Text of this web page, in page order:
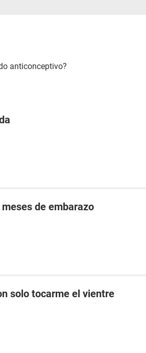
anticonceptivo?
de embarazo
solo tocarme el vientre